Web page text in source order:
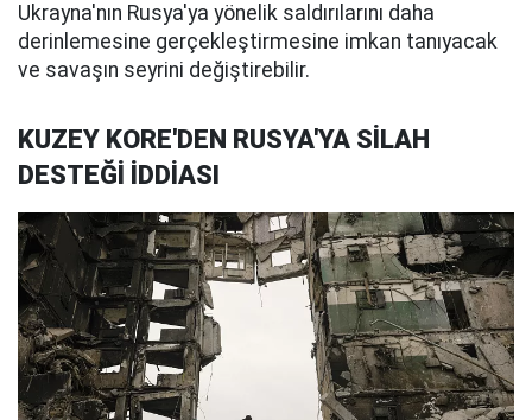
Ukrayna'nın Rusya'ya yönelik saldırılarını daha
derinlemesine gerçekleştirmesine imkan tanıyacak
ve savaşın seyrini değiştirebilir.
KUZEY KORE'DEN RUSYA'YA SİLAH
DESTEĞİ İDDİASI